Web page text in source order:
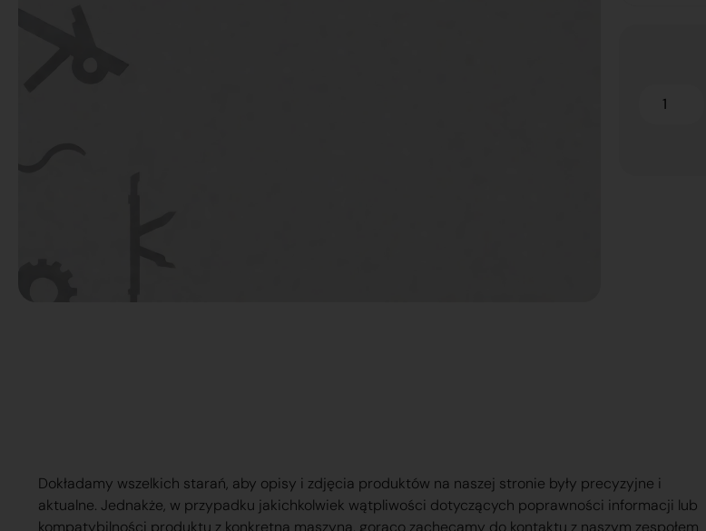
Dokładamy wszelkich starań, aby opisy i zdjęcia produktów na naszej stronie były precyzyjne i
aktualne. Jednakże, w przypadku jakichkolwiek wątpliwości dotyczących poprawności informacji lub
kompatybilności produktu z konkretną maszyną, gorąco zachęcamy do kontaktu z naszym zespołem